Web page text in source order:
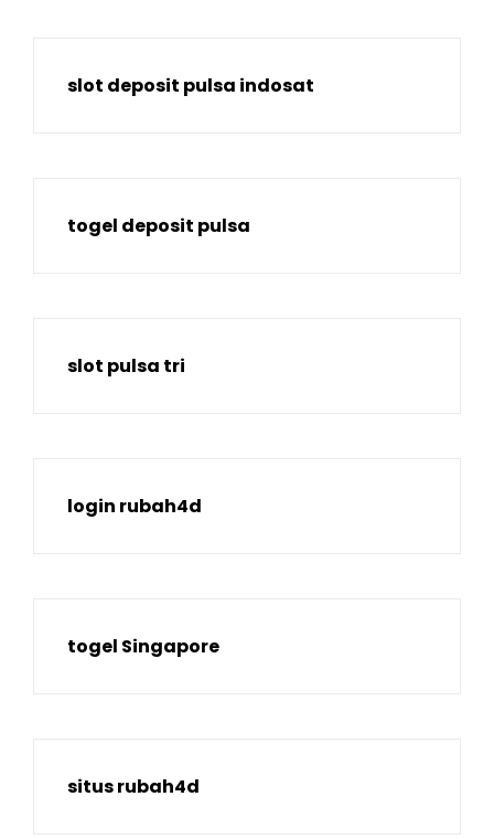
slot deposit pulsa indosat
togel deposit pulsa
slot pulsa tri
login rubah4d
togel Singapore
situs rubah4d